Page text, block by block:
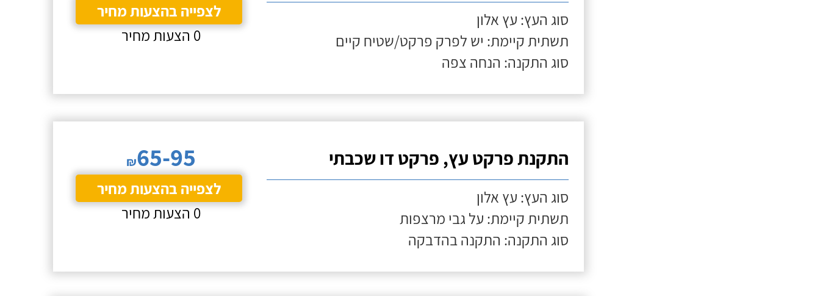
סוג העץ: עץ אלון
תשתית קיימת: יש לפרק פרקט/שטיח קיים
סוג התקנה: הנחה צפה
לצפייה בהצעות מחיר
0 הצעות מחיר
התקנת פרקט עץ, פרקט דו שכבתי
סוג העץ: עץ אלון
תשתית קיימת: על גבי מרצפות
סוג התקנה: התקנה בהדבקה
₪65-95
לצפייה בהצעות מחיר
0 הצעות מחיר